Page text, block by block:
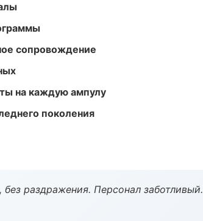
сопровождение
на каждую ампулу
поколения
раздражения. Персонал заботливый.